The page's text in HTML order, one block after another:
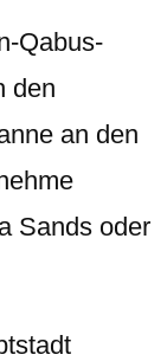
Qabus-
den
an den
Sands oder